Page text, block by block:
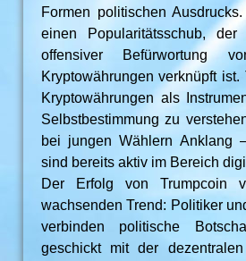
Formen politischen
einen Popularitätsschub,
offensiver Befürwortung
Kryptowährungen verknüpft ist.
Kryptowährungen als
Selbstbestimmung zu
bei jungen Wählern Anklang
sind bereits aktiv im Bereich
Der Erfolg von Trumpcoin
wachsenden Trend: Politiker
verbinden politische
geschickt mit der